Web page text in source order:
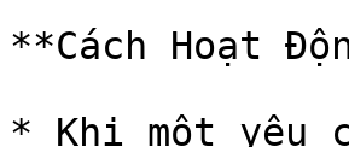
**Cách Hoạt
* Khi một yêu